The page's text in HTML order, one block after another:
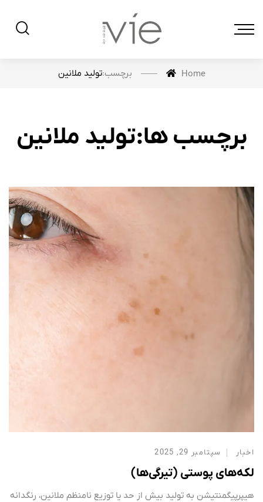
Home برچسب:تولید ملانین
برچسب ها:تولید ملانین
اخبار سپتامبر 29, 2025
لکه‌های پوستی (تیرگی‌ها)
هیپرپیگمنتیشن به تولید بیش از حد یا توزیع نامنظم ملانین، رنگدانه